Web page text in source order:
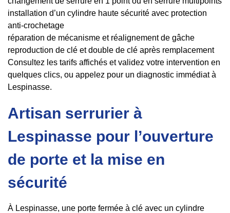
installation d’un cylindre haute sécurité avec protection
anti-crochetage
réparation de mécanisme et réalignement de gâche
reproduction de clé et double de clé après remplacement
Consultez les tarifs affichés et validez votre intervention en
quelques clics, ou appelez pour un diagnostic immédiat à
Lespinasse.
Artisan serrurier à
Lespinasse pour l’ouverture
de porte et la mise en
sécurité
À Lespinasse, une porte fermée à clé avec un cylindre